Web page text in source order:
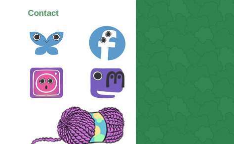
Contact